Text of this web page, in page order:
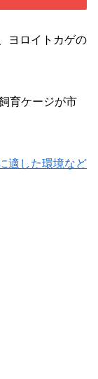
ヨロイトカゲの
育ケージが市
適した環境など